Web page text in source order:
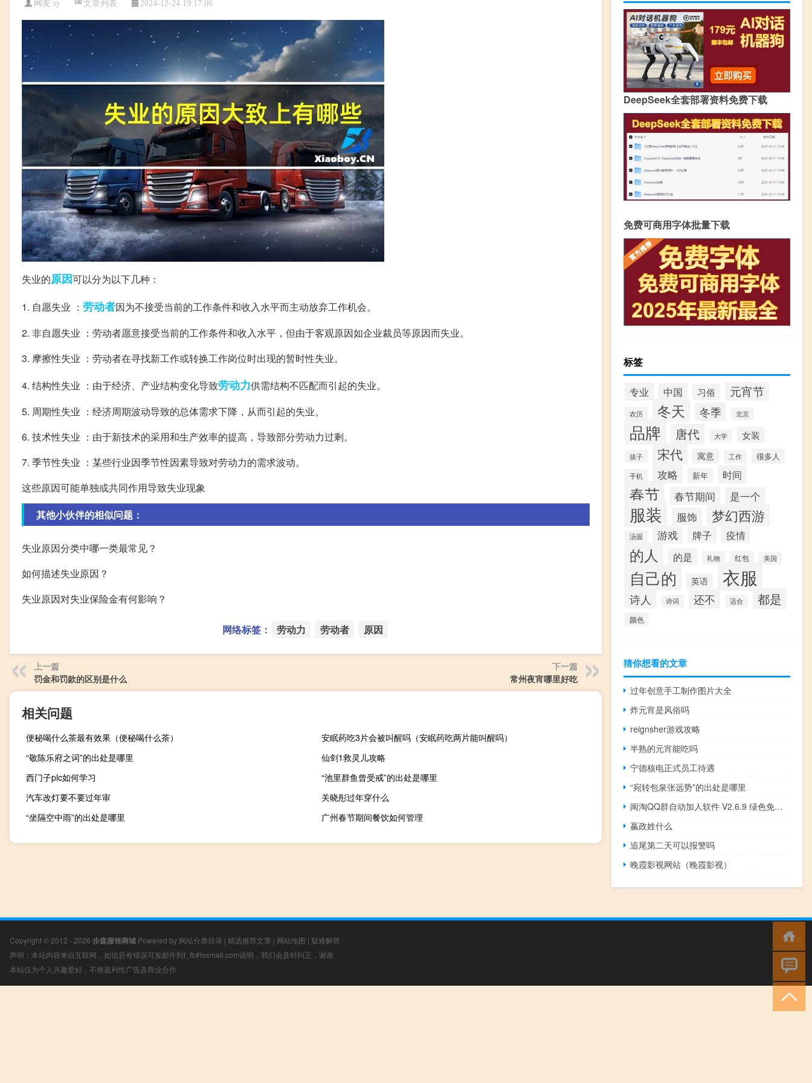
网友:sy 2024-12-24 19:17:06
失业的原因可以分为以下几种：
1. 自愿失业 ： 劳动者因为不接受当前的工作条件和收入水平而主动放弃工作机会。
2. 非自愿失业 ：劳动者愿意接受当前的工作条件和收入水平，但由于客观原因如企业裁员等原因而失业。
3. 摩擦性失业 ：劳动者在寻找新工作或转换工作岗位时出现的暂时性失业。
4. 结构性失业 ：由于经济、产业结构变化导致劳动力供需结构不匹配而引起的失业。
5. 周期性失业 ：经济周期波动导致的总体需求下降，从而引起的失业。
6. 技术性失业 ：由于新技术的采用和生产效率的提高，导致部分劳动力过剩。
7. 季节性失业 ：某些行业因季节性因素导致对劳动力的需求波动。
这些原因可能单独或共同作用导致失业现象
其他小伙伴的相似问题：
失业原因分类中哪一类最常见？
如何描述失业原因？
失业原因对失业保险金有何影响？
网络标签： 劳动力 劳动者 原因
上一篇
罚金和罚款的区别是什么
下一篇
常州夜宵哪里好吃
相关问题
便秘喝什么茶最有效果（便秘喝什么茶）
安眠药吃3片会被叫醒吗（安眠药吃两片能叫醒吗）
“敬陈乐府之词”的出处是哪里
仙剑1救灵儿攻略
西门子plc如何学习
“池里群鱼曾受戒”的出处是哪里
汽车改灯要不要过年审
关晓彤过年穿什么
“坐隔空中雨”的出处是哪里
广州春节期间餐饮如何管理
DeepSeek全套部署资料免费下载
免费可商用字体批量下载
标签
专业 中国 习俗 元宵节
农历 冬天 冬季 北京
品牌 唐代 大学 女装
孩子 宋代 寓意 工作 很多人
手机 攻略 新年 时间
春节 春节期间 是一个
服装 服饰 梦幻西游
汤圆 游戏 牌子 疫情
的人 的是 礼物 红包 美国
自己的 英语 衣服
诗人 诗词 还不 适合 都是
颜色
猜你想看的文章
过年创意手工制作图片大全
炸元宵是风俗吗
reignsher游戏攻略
半熟的元宵能吃吗
宁德核电正式员工待遇
“宛转包泉张远势”的出处是哪里
闽淘QQ群自动加人软件 V2.6.9 绿色免费版（闽淘QQ群自动加人软件 V2.6.9 绿色免费版功能简介）
嬴政姓什么
追尾第二天可以报警吗
晚霞影视网站（晚霞影视）
Copyright © 2012 - 2026 步森服饰商城 Powered by 网站分类目录 | 精选推荐文章 | 网站地图 | 疑难解答
声明：本站内容来自互联网，如信息有错误可发邮件到f_fb#foxmail.com说明，我们会及时纠正，谢谢
本站仅为个人兴趣爱好，不接盈利性广告及商业合作
小男孩